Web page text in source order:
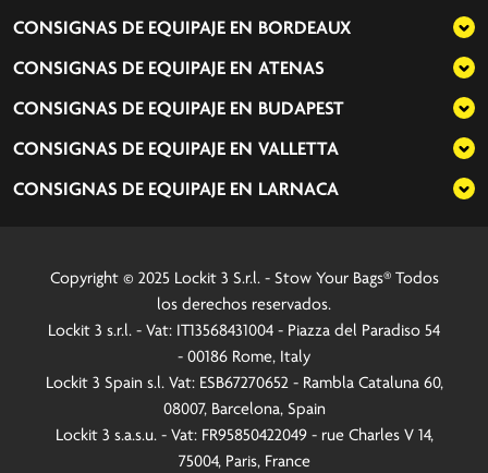
CONSIGNAS DE EQUIPAJE EN BORDEAUX
CONSIGNAS DE EQUIPAJE EN ATENAS
CONSIGNAS DE EQUIPAJE EN BUDAPEST
CONSIGNAS DE EQUIPAJE EN VALLETTA
CONSIGNAS DE EQUIPAJE EN LARNACA
Copyright © 2025 Lockit 3 S.r.l. - Stow Your Bags® Todos
los derechos reservados.
Lockit 3 s.r.l. - Vat: IT13568431004 - Piazza del Paradiso 54
- 00186 Rome, Italy
Lockit 3 Spain s.l. Vat: ESB67270652 - Rambla Cataluna 60,
08007, Barcelona, Spain
Lockit 3 s.a.s.u. - Vat: FR95850422049 - rue Charles V 14,
75004, Paris, France